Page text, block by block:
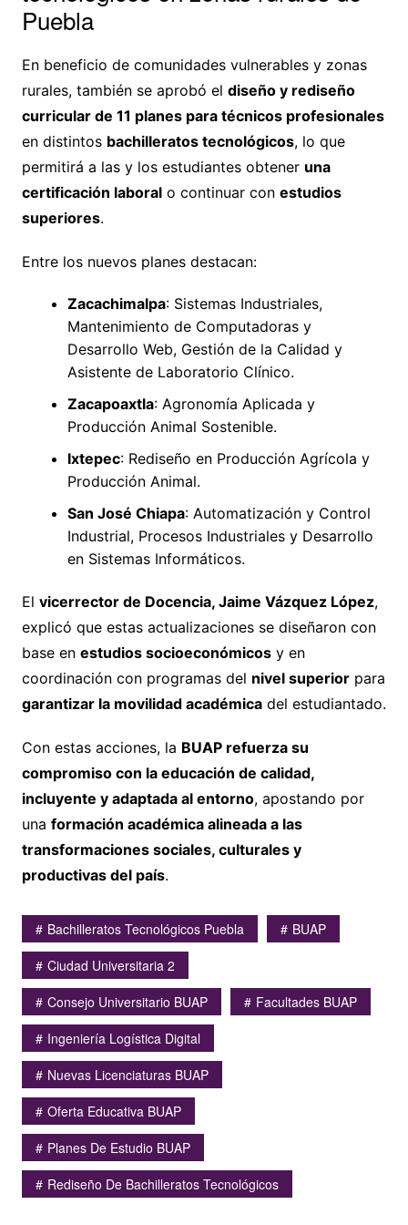
Puebla
En beneficio de comunidades vulnerables y zonas
rurales, también se aprobó el diseño y rediseño
curricular de 11 planes para técnicos profesionales
en distintos bachilleratos tecnológicos, lo que
permitirá a las y los estudiantes obtener una
certificación laboralo continuar con estudios
superiores.
Entre los nuevos planes destacan:
Zacachimalpa: Sistemas Industriales,
Mantenimiento de Computadoras y
Desarrollo Web, Gestión de la Calidad y
Asistente de Laboratorio Clínico.
Zacapoaxtla: Agronomía Aplicada y
Producción Animal Sostenible.
Ixtepec: Rediseño en Producción Agrícola y
Producción Animal.
San José Chiapa: Automatización y Control
Industrial, Procesos Industriales y Desarrollo
en Sistemas Informáticos.
El vicerrector de Docencia, Jaime Vázquez López,
explicó que estas actualizaciones se diseñaron con
base en estudios socioeconómicosy en
coordinación con programas del nivel superiorpara
garantizar la movilidad académicadel estudiantado.
Con estas acciones, la BUAP refuerza su
compromiso con la educación de calidad,
incluyente y adaptada al entorno, apostando por
una formación académica alineada a las
transformaciones sociales, culturales y
productivas del país.
Bachilleratos Tecnológicos Puebla
BUAP
Ciudad Universitaria 2
Consejo Universitario BUAP
Facultades BUAP
Ingeniería Logística Digital
Nuevas Licenciaturas BUAP
Oferta Educativa BUAP
Planes De Estudio BUAP
Rediseño De Bachilleratos Tecnológicos